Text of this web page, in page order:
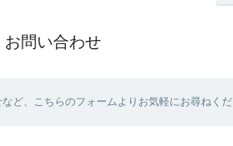
お問い合わせ
ど、こちらのフォームよりお気軽にお尋ねく